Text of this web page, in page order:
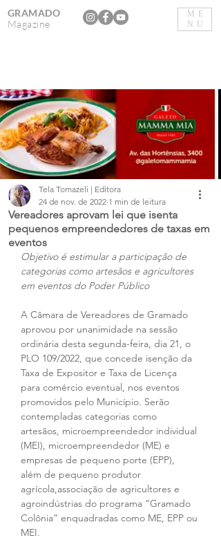
ME
NU
GRAMADO
Magazine
Vereadores aprovam lei que isenta
pequenos empreendedores de taxas em
eventos
Tela Tomazeli | Editora
24 de nov. de 2022 1 min de leitura
Objetivo é estimular a participação de
categorias como artesãos e agricultores
em eventos do Poder Público
A Câmara de Vereadores de Gramado
aprovou por unanimidade na sessão
ordinária desta segunda-feira, dia 21, o
PLO 109/2022, que concede isenção da
Taxa de Expositor e Taxa de Licença
para comércio eventual, nos eventos
promovidos pelo Município. Serão
contempladas categorias como
artesãos, microempreendedor individual
(MEI), microempreendedor (ME) e
empresas de pequeno porte (EPP),
além de pequeno produtor
agrícola,associação de agricultores e
agroindústrias do programa “Gramado
Colônia” enquadradas como ME, EPP ou
MEI.